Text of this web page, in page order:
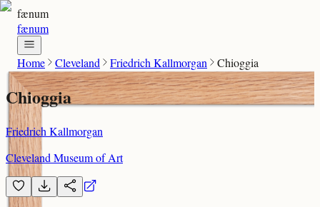
fænum
fænum
Home Cleveland Friedrich Kallmorgan Chioggia
Chioggia
Friedrich Kallmorgan
Cleveland Museum of Art